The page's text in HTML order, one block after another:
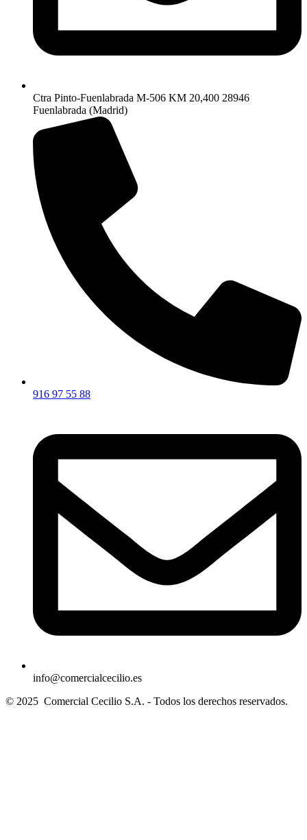
Ctra Pinto-Fuenlabrada M-506 KM 20,400 28946
Fuenlabrada (Madrid)
916 97 55 88
info@comercialcecilio.es
© 2025 Comercial Cecilio S.A. - Todos los derechos reservados.